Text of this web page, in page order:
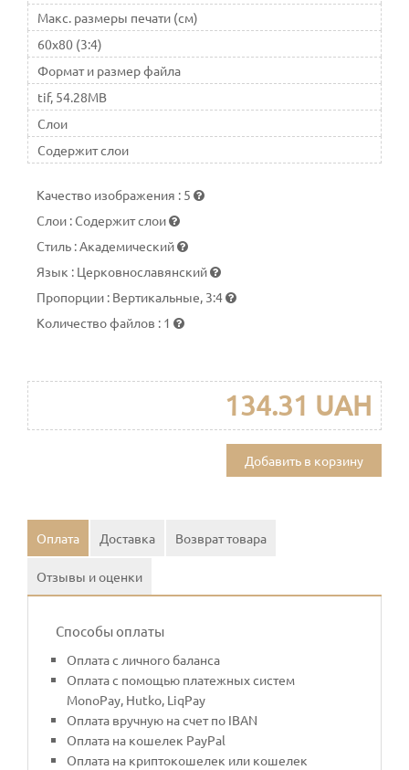
Макс. размеры печати (см)
60x80 (3:4)
Формат и размер файла
tif, 54.28MB
Слои
Содержит слои
Качество изображения : 5
Слои :Содержит слои
Стиль :Академический
Язык : Церковнославянский
Пропорции : Вертикальные, 3:4
Количество файлов : 1
134.31 UAH
Добавить в корзину
Оплата Доставка Возврат товара
Отзывы и оценки
Способы оплаты
Оплата с личного баланса
Оплата с помощью платежных систем
MonoPay, Hutko, LiqPay
Оплата вручную на счет по IBAN
Оплата на кошелек PayPal
Оплата на криптокошелек или кошелек